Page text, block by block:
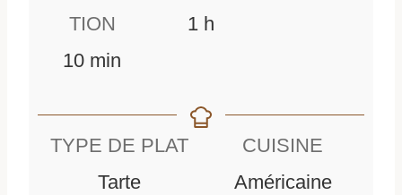
TION
10m
n
min
1h
r
h
e
t
TYPE DE PLAT
Tarte
CUISINE
Américaine